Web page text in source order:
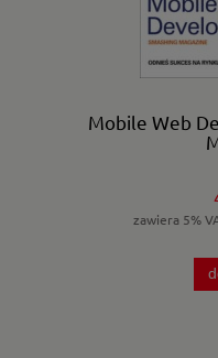
Mobile Web
zawiera 5%